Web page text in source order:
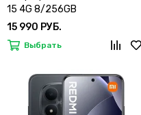
15 4G 8/256GB
15 990 РУБ.
Выбрать